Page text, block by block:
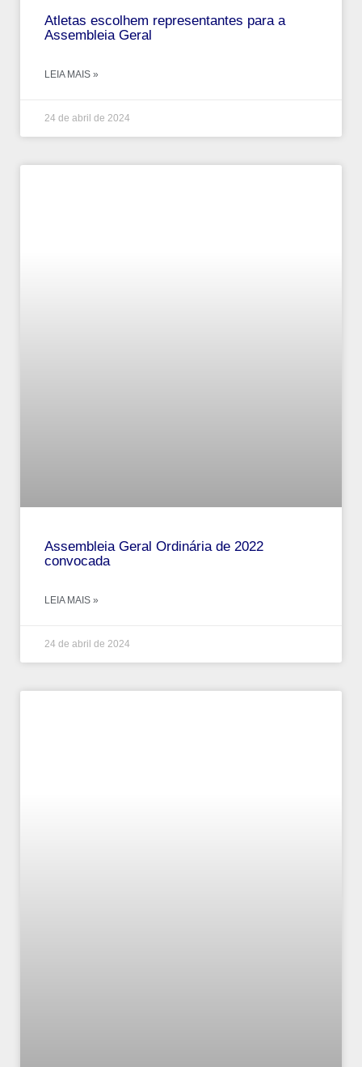
Atletas escolhem representantes para a
Assembleia Geral
LEIA MAIS »
24 de abril de 2024
Assembleia Geral Ordinária de 2022
convocada
LEIA MAIS »
24 de abril de 2024